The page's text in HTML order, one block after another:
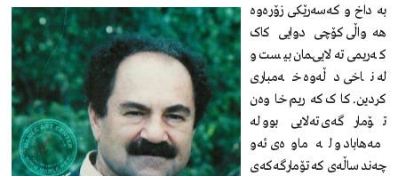
بە داخ و کەسەرێکی زۆرەوە
هەواڵی کۆچی دوایی کاک
کەریمی تەلایی‌ـمان بیست و
لە ناخی دڵەوە خەمباری
کردین. کاک کەریم خاوەن
تۆمارگەی تەلایی بوو لە
مەهاباد و لە ماوەی ئەو
چەند ساڵەی کە تۆمارگەکەی